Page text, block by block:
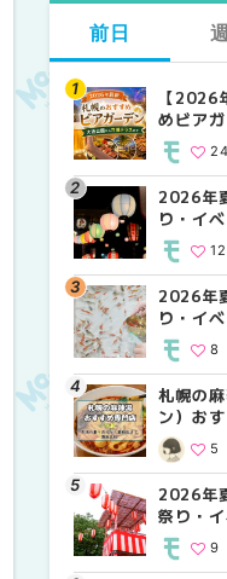
前日
【2026
めビア
順に徹
穴場テ24
2026年
り・イ
MouLa12
2026年
り・イ
MouLa8
札幌の
ン）お
場の量
徹底比5
2026年
祭り・
MouLa9